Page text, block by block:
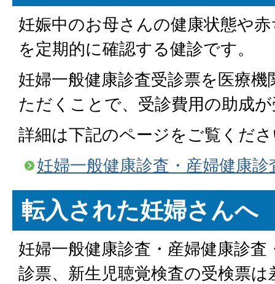
妊娠中のお母さんの健康状態や
を定期的に確認する健診です。
妊婦一般健康診査受診票を医療
ただくことで、受診費用の助成
詳細は下記のページをご覧くだ
妊婦一般健康診査・産婦健康診
転入された妊婦さんへ
妊婦一般健康診査・産婦健康診
診票、新生児聴覚検査の受検票